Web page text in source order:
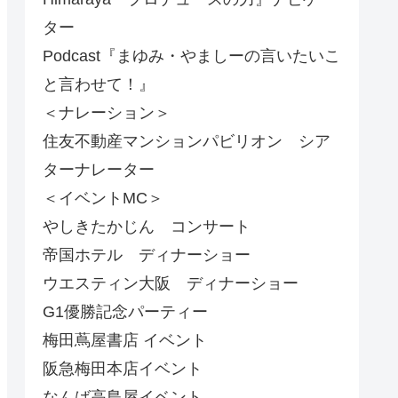
ター
Podcast『まゆみ・やましーの言いたいこ
と言わせて！』
＜ナレーション＞
住友不動産マンションパビリオン シア
ターナレーター
＜イベントMC＞
やしきたかじん コンサート
帝国ホテル ディナーショー
ウエスティン大阪 ディナーショー
G1優勝記念パーティー
梅田蔦屋書店 イベント
阪急梅田本店イベント